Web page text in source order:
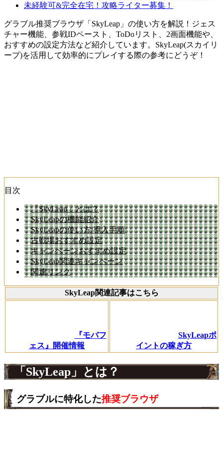
未経験可&完全在宅！攻略ライター募集！
グラブル推奨ブラウザ「SkyLeap」の使い方を解説！ジェス
チャー機能、参戦IDペースト、ToDoリスト、2画面機能や、
おすすめの設定方法など紹介しています。SkyLeap(スカイリ
ープ)を活用して効率的にプレイする際の参考にどうぞ！
目次
「SkyLeap」とは？
SkyLeapの機能紹介
SkyLeapの使い方/導入手順
古戦場おすすめ設定
キャンペーンおすすめ設定
SkyLeap関連キャンペーン
関連リンク
SkyLeap関連記事はこちら
『モバフ
ェス』開催情報
SkyLeapポ
イントの稼ぎ方
「SkyLeap」とは？
グラブルに特化した推奨ブラウザ